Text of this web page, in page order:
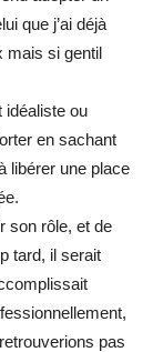
que j’ai déjà
mais si gentil
idéaliste ou
en sachant
libérer une place
son rôle, et de
tard, il serait
pas